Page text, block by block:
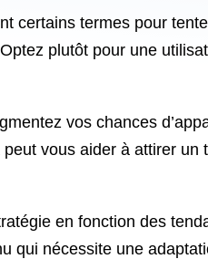
certains termes pour
plutôt pour une
vos chances
vous aider à attirer un
en fonction des
qui nécessite une